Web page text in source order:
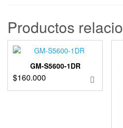
Productos
GM-S5600-1DR
$160.000